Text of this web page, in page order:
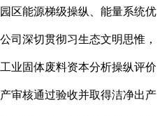
区能源梯级操纵、能量系统优
司深切贯彻习生态文明思惟，
业固体废料资本分析操纵评价
审核通过验收并取得洁净出产